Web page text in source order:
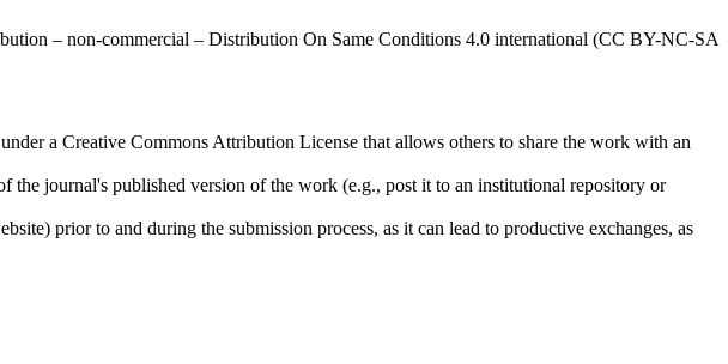
– non-commercial – Distribution On Same Conditions 4.0 international (CC BY-NC-SA
a Creative Commons Attribution License that allows others to share the work with an
the journal's published version of the work (e.g., post it to an institutional repository or
prior to and during the submission process, as it can lead to productive exchanges, as